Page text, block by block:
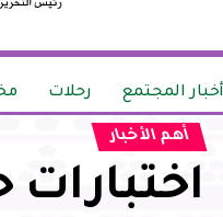
أخبار المجتمع رحلات
أهم الأخبار
اختبارات